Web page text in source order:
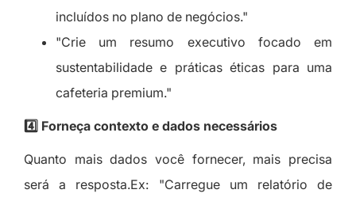
incluídos no plano de negócios."
"Crie um resumo executivo focado em
sustentabilidade e práticas éticas para uma
cafeteria premium."
4️⃣ Forneça contexto e dados necessários
Quanto mais dados você fornecer, mais precisa
será a resposta.Ex: "Carregue um relatório de